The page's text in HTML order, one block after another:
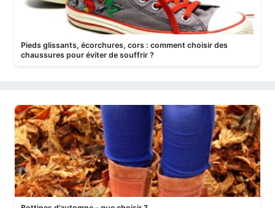
Pieds glissants, écorchures, cors : comment choisir des
chaussures pour éviter de souffrir ?